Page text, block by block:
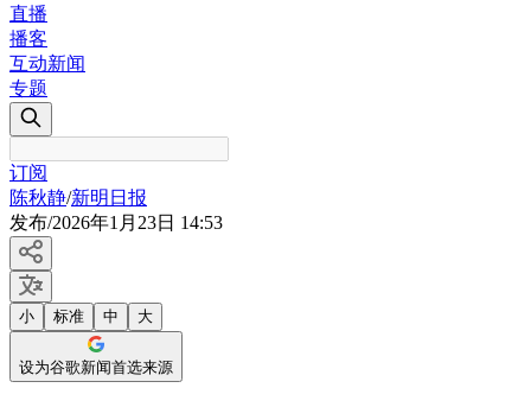
直播
播客
互动新闻
专题
订阅
陈秋静/新明日报
发布/2026年1月23日 14:53
小 标准 中 大
设为谷歌新闻首选来源